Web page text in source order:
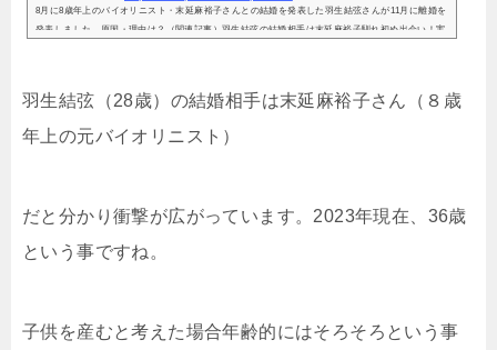
8月に8歳年上のバイオリニスト・末延麻裕子さんとの結婚を発表した羽生結弦さんが11月に離婚を
発表しました。原因・理由は？（関連記事）羽生結弦の結婚相手は末延麻裕子馴れ初め出会い！実
～～フィギュアスケート男子で冬期五輪を連覇し、昨年...
羽生結弦（28歳）の結婚相手は末延麻裕子さん（８歳
年上の元バイオリニスト）
だと分かり衝撃が広がっています。2023年現在、36歳
という事ですね。
子供を産むと考えた場合年齢的にはそろそろという事